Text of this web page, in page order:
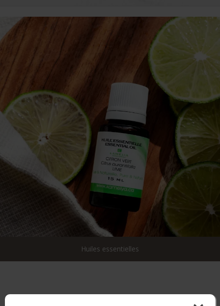
Huiles essentielles